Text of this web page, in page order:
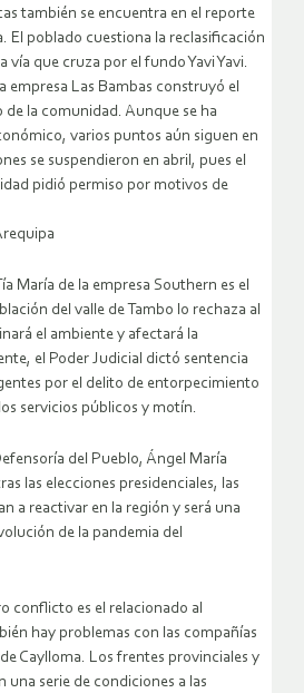
también se encuentra en el reporte
El poblado cuestiona la reclasificación
vía que cruza por el fundo Yavi Yavi.
empresa Las Bambas construyó el
la comunidad. Aunque se ha
varios puntos aún siguen en
se suspendieron en abril, pues el
pidió permiso por motivos de
María de la empresa Southern es el
del valle de Tambo lo rechaza al
el ambiente y afectará la
el Poder Judicial dictó sentencia
por el delito de entorpecimiento
servicios públicos y motín.
del Pueblo, Ángel María
las elecciones presidenciales, las
a reactivar en la región y será una
de la pandemia del
conflicto es el relacionado al
hay problemas con las compañías
Caylloma. Los frentes provinciales y
una serie de condiciones a las